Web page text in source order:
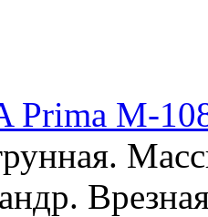
Prima M-